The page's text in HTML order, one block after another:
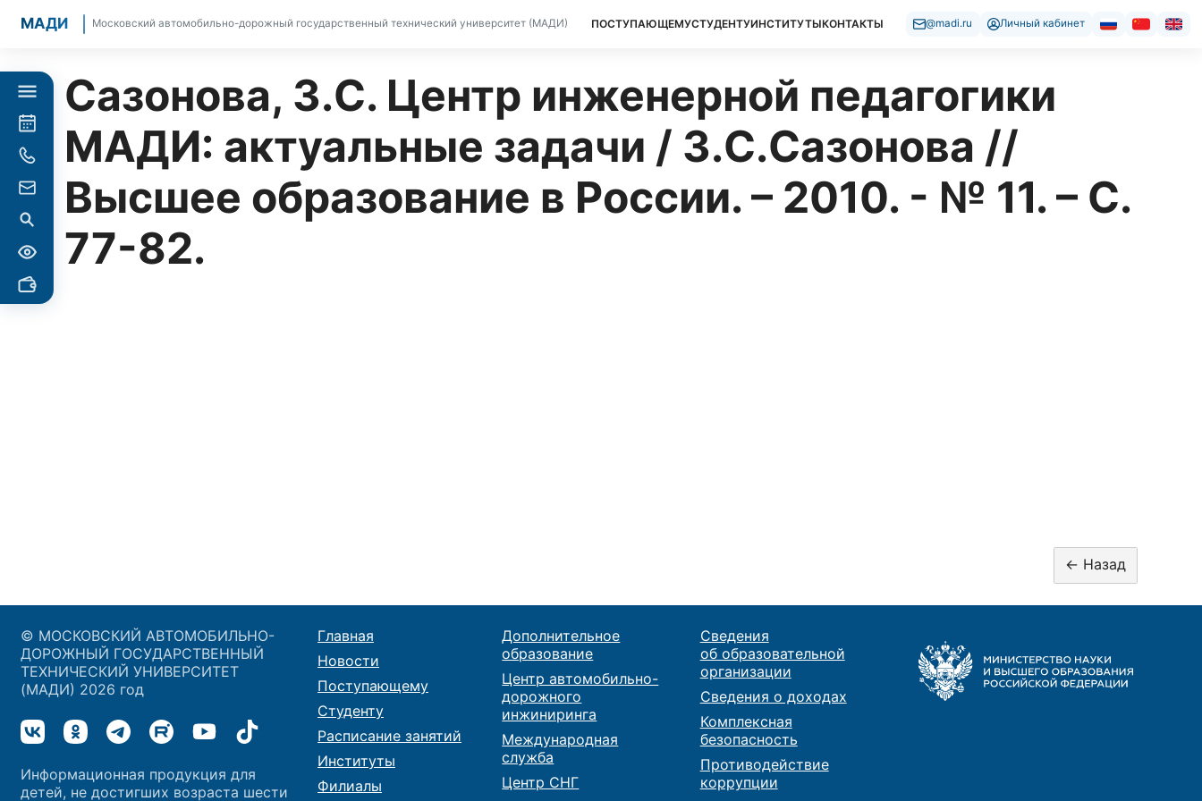
МАДИ Московский автомобильно-дорожный государственный технический университет (МАДИ) ПОСТУПАЮЩЕМУСТУДЕНТУИНСТИТУТЫКОНТАКТЫ @madi.ru Личный кабинет
Сазонова, З.С. Центр инженерной педагогики
МАДИ: актуальные задачи / З.С.Сазонова //
Высшее образование в России. – 2010. - № 11. – С.
77-82.
© МОСКОВСКИЙ АВТОМОБИЛЬНО-
ДОРОЖНЫЙ ГОСУДАРСТВЕННЫЙ
ТЕХНИЧЕСКИЙ УНИВЕРСИТЕТ
(МАДИ) 2026 год
Информационная продукция для
детей, не достигших возраста шести
Главная
Новости
Поступающему
Студенту
Расписание занятий
Институты
Филиалы
Дополнительное
образование
Центр автомобильно-
дорожного
инжиниринга
Международная
служба
Центр СНГ
Сведения
об образовательной
организации
Сведения о доходах
Комплексная
безопасность
Противодействие
коррупции